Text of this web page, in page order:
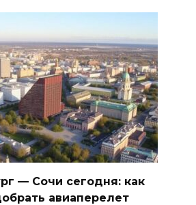
— Сочи сегодня: как
авиаперелет